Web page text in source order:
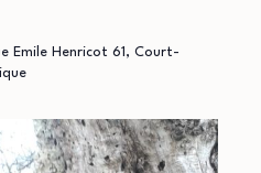
u
lm
Emile Henricot 61, Court-